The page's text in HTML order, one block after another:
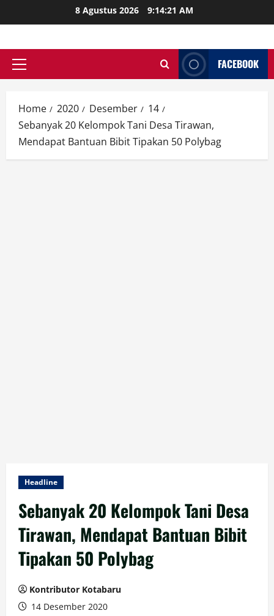
to
8 Agustus 2026 9:14:23 AM
Primary
FACEBOOK
Home 2020 Desember
14
Sebanyak 20 Kelompok Tani Desa Tirawan,
Mendapat Bantuan Bibit Tipakan 50 Polybag
Headline
Sebanyak 20 Kelompok Tani Desa
Tirawan, Mendapat Bantuan Bibit
Tipakan 50 Polybag
Kontributor Kotabaru
14 Desember 2020